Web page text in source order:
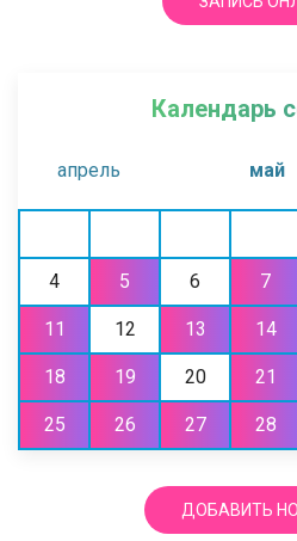
Календарь
апрель май
4 5 6 7
11 12 13 14
18 19 20 21
25 26 27 28
ДОБАВИТЬ